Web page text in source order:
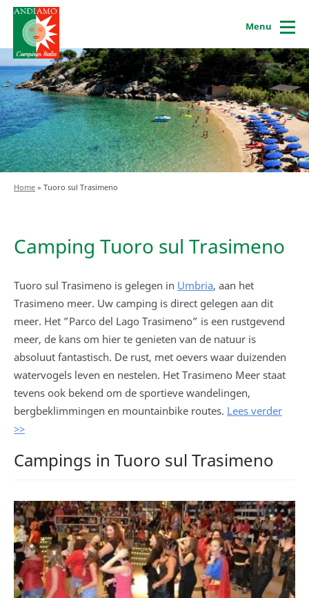
Menu
Home » Tuoro sul Trasimeno
Camping Tuoro sul Trasimeno
Tuoro sul Trasimeno is gelegen in Umbria, aan het
Trasimeno meer. Uw camping is direct gelegen aan dit
meer. Het ”Parco del Lago Trasimeno” is een rustgevend
meer, de kans om hier te genieten van de natuur is
absoluut fantastisch. De rust, met oevers waar duizenden
watervogels leven en nestelen. Het Trasimeno Meer staat
tevens ook bekend om de sportieve wandelingen,
bergbeklimmingen en mountainbike routes. Lees verder
>>
Campings in Tuoro sul Trasimeno